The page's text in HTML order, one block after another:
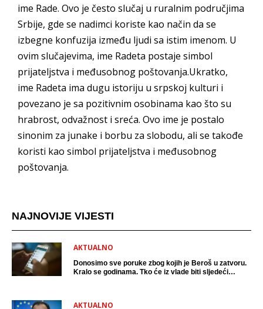
ime Rade. Ovo je često slučaj u ruralnim područjima
Srbije, gde se nadimci koriste kao način da se
izbegne konfuzija između ljudi sa istim imenom. U
ovim slučajevima, ime Radeta postaje simbol
prijateljstva i međusobnog poštovanja.Ukratko,
ime Radeta ima dugu istoriju u srpskoj kulturi i
povezano je sa pozitivnim osobinama kao što su
hrabrost, odvažnost i sreća. Ovo ime je postalo
sinonim za junake i borbu za slobodu, ali se takođe
koristi kao simbol prijateljstva i međusobnog
poštovanja.
NAJNOVIJE VIJESTI
AKTUALNO
Donosimo sve poruke zbog kojih je Beroš u zatvoru.
Kralo se godinama. Tko će iz vlade biti sljedeći
AKTUALNO